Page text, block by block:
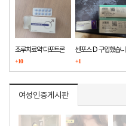
조루치료약 다포트론
구매했습니다
+10
센포스 D 구입했습니
다
+1
여성인증게시판